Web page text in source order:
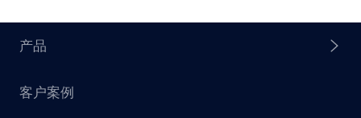
产品
探迹 AI Agent
客户案例